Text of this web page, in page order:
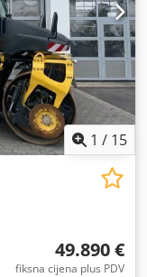
1 / 15
49.890 €
fiksna cijena plus PDV